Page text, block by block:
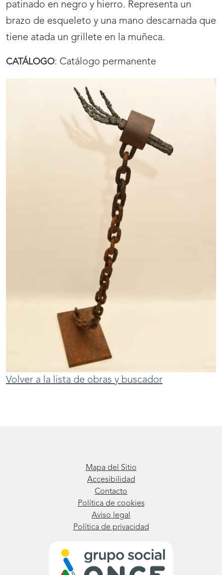
patinado en negro y hierro. Representa un
brazo de esqueleto y una mano descarnada que
tiene atada un grillete en la muñeca.
CATÁLOGO: Catálogo permanente
Volver a la lista de obras y buscador
Mapa del Sitio
Accesibilidad
Contacto
Política de cookies
Aviso legal
Política de privacidad